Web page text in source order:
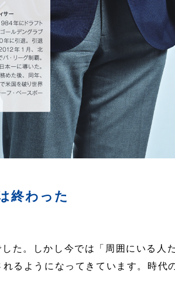
終わった
た。しかし今では「周囲にいる人
るようになってきています。時代